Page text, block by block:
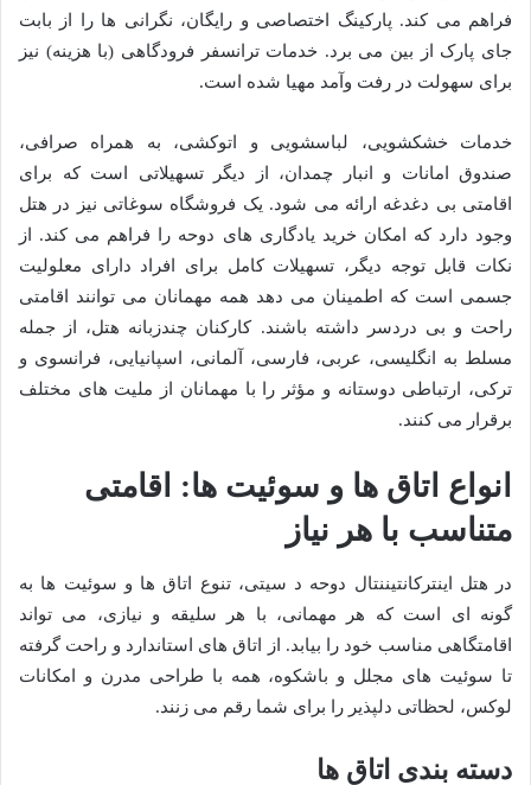
فراهم می کند. پارکینگ اختصاصی و رایگان، نگرانی ها را از بابت
جای پارک از بین می برد. خدمات ترانسفر فرودگاهی (با هزینه) نیز
برای سهولت در رفت وآمد مهیا شده است.
خدمات خشکشویی، لباسشویی و اتوکشی، به همراه صرافی،
صندوق امانات و انبار چمدان، از دیگر تسهیلاتی است که برای
اقامتی بی دغدغه ارائه می شود. یک فروشگاه سوغاتی نیز در هتل
وجود دارد که امکان خرید یادگاری های دوحه را فراهم می کند. از
نکات قابل توجه دیگر، تسهیلات کامل برای افراد دارای معلولیت
جسمی است که اطمینان می دهد همه مهمانان می توانند اقامتی
راحت و بی دردسر داشته باشند. کارکنان چندزبانه هتل، از جمله
مسلط به انگلیسی، عربی، فارسی، آلمانی، اسپانیایی، فرانسوی و
ترکی، ارتباطی دوستانه و مؤثر را با مهمانان از ملیت های مختلف
برقرار می کنند.
انواع اتاق ها و سوئیت ها: اقامتی
متناسب با هر نیاز
در هتل اینترکانتیننتال دوحه د سیتی، تنوع اتاق ها و سوئیت ها به
گونه ای است که هر مهمانی، با هر سلیقه و نیازی، می تواند
اقامتگاهی مناسب خود را بیابد. از اتاق های استاندارد و راحت گرفته
تا سوئیت های مجلل و باشکوه، همه با طراحی مدرن و امکانات
لوکس، لحظاتی دلپذیر را برای شما رقم می زنند.
دسته بندی اتاق ها